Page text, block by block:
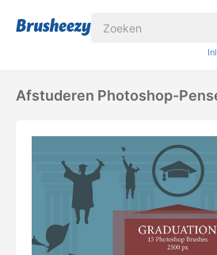
Afstuderen Photoshop-